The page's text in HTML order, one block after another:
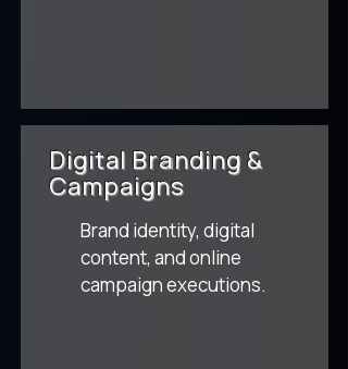
Digital Branding &
Campaigns
Brand identity, digital
content, and online
campaign executions.​